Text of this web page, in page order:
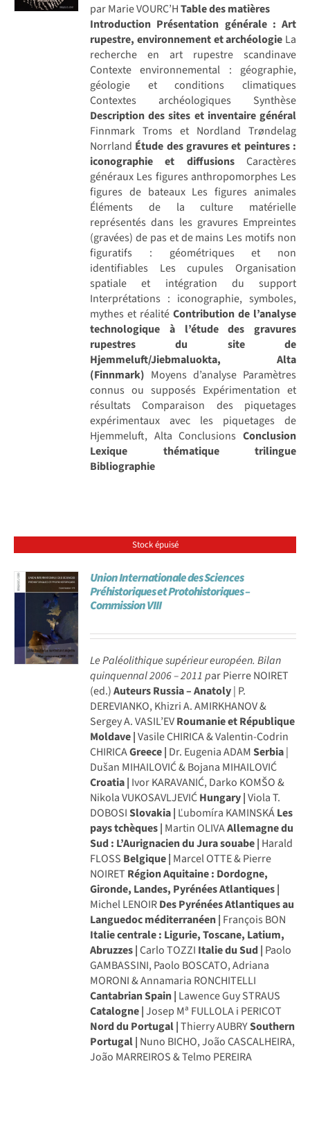
par Marie VOURC’HTable des matières
Introduction Présentation générale : Art
rupestre, environnement et archéologie La
recherche en art rupestre scandinave
Contexte environnemental : géographie,
géologie et conditions climatiques
Contextes archéologiques Synthèse
Description des sites et inventaire général
Finnmark Troms et Nordland Trøndelag
Norrland Étude des gravures et peintures :
iconographie et diffusions Caractères
généraux Les figures anthropomorphes Les
figures de bateaux Les figures animales
Éléments de la culture matérielle
représentés dans les gravures Empreintes
(gravées) de pas et de mains Les motifs non
figuratifs : géométriques et non
identifiables Les cupules Organisation
spatiale et intégration du support
Interprétations : iconographie, symboles,
mythes et réalitéContribution de l’analyse
technologique à l’étude des gravures
rupestres du site de
Hjemmeluft/Jiebmaluokta, Alta
(Finnmark) Moyens d’analyse Paramètres
connus ou supposés Expérimentation et
résultats Comparaison des piquetages
expérimentaux avec les piquetages de
Hjemmeluft, Alta Conclusions Conclusion
Lexique thématique trilingue
Bibliographie
Stock épuisé
Union Internationale des Sciences
Préhistoriques et Protohistoriques –
Commission VIII
Le Paléolithique supérieur européen. Bilan
quinquennal 2006 – 2011 par Pierre NOIRET
(ed.)AuteursRussia – Anatoly| P.
DEREVIANKO, Khizri A. AMIRKHANOV &
Sergey A. VASIL’EVRoumanie et République
Moldave |Vasile CHIRICA & Valentin-Codrin
CHIRICAGreece | Dr. Eugenia ADAMSerbia|
Dušan MIHAILOVIĆ & Bojana MIHAILOVIĆ
Croatia | Ivor KARAVANIĆ, Darko KOMŠO &
Nikola VUKOSAVLJEVIĆHungary |Viola T.
DOBOSISlovakia | Ľubomíra KAMINSKÁLes
pays tchèques | Martin OLIVAAllemagne du
Sud : L’Aurignacien du Jura souabe | Harald
FLOSS Belgique | Marcel OTTE & Pierre
NOIRET Région Aquitaine : Dordogne,
Gironde, Landes, Pyrénées Atlantiques |
Michel LENOIRDes Pyrénées Atlantiques au
Languedoc méditerranéen | François BON
Italie centrale : Ligurie, Toscane, Latium,
Abruzzes |Carlo TOZZI Italie du Sud | Paolo
GAMBASSINI, Paolo BOSCATO, Adriana
MORONI & Annamaria RONCHITELLI
Cantabrian Spain | Lawence Guy STRAUS
Catalogne |Josep Mª FULLOLA i PERICOT
Nord du Portugal |Thierry AUBRYSouthern
Portugal | Nuno BICHO, João CASCALHEIRA,
João MARREIROS & Telmo PEREIRA